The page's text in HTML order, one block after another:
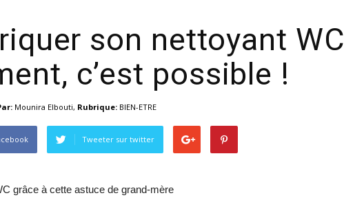
son nettoyant WC
c’est possible !
Mounira Elbouti, Rubrique: BIEN-ETRE
Tweeter sur twitter
grâce à cette astuce de grand-mère